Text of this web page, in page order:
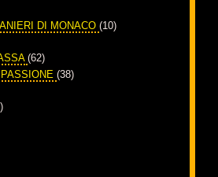
DI MONACO (10)
(62)
(38)